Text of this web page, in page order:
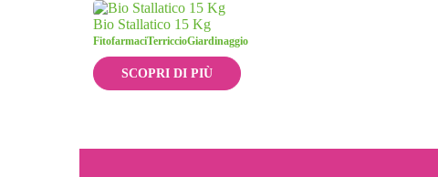
Bio Stallatico 15 Kg
FitofarmaciTerriccioGiardinaggio
SCOPRI DI PIÙ